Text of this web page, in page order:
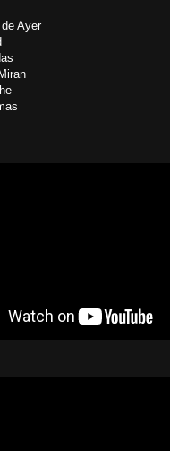
Ayer